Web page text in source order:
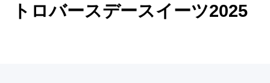
トロバースデースイーツ2025